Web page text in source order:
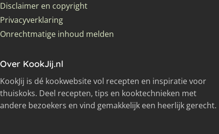
Disclaimer en copyright
Privacyverklaring
Onrechtmatige inhoud melden
Over KookJij.nl
KookJij is dé kookwebsite vol recepten en inspiratie voor
thuiskoks. Deel recepten, tips en kooktechnieken met
andere bezoekers en vind gemakkelijk een heerlijk gerecht.